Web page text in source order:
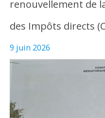
renouvellement de
des Impôts directs
9 juin 2026